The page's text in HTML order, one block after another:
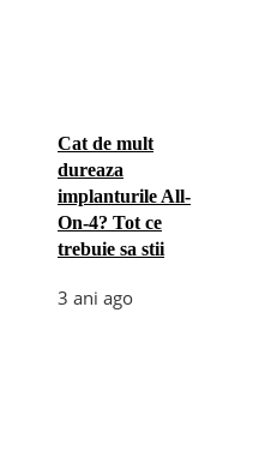
Cat de mult
dureaza
implanturile All-
On-4? Tot ce
trebuie sa stii
3 ani ago